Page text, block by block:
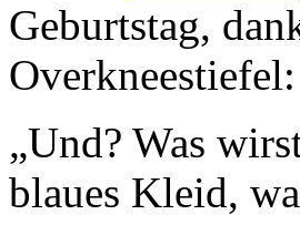
Geburtstag,
„Und? Was
blaues Kleid,